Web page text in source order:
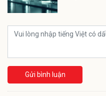
Gửi bình luận